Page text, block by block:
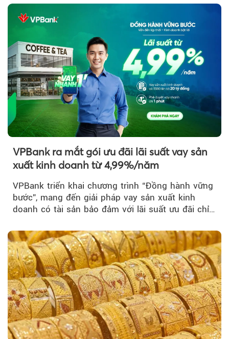
VPBank ra mắt gói ưu đãi lãi suất vay sản
xuất kinh doanh từ 4,99%/năm
VPBank triển khai chương trình “Đồng hành vững
bước”, mang đến giải pháp vay sản xuất kinh
doanh có tài sản bảo đảm với lãi suất ưu đãi chỉ